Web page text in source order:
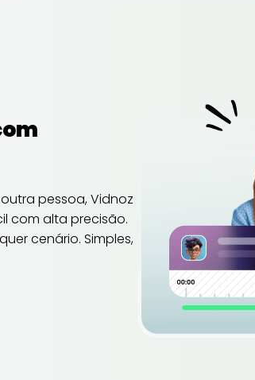
pessoa, Vidnoz
com alta precisão.
cenário. Simples,